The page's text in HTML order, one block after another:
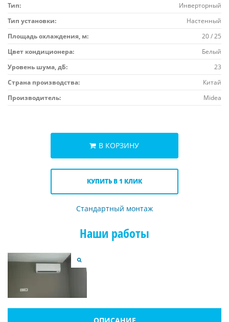
Тип:
Инверторный
Тип установки:
Настенный
Площадь охлаждения, м:
20 / 25
Цвет кондиционера:
Белый
Уровень шума, дБ:
23
Страна производства:
Китай
Производитель:
Midea
В КОРЗИНУ
КУПИТЬ В 1 КЛИК
Стандартный монтаж
Наши работы
ОПИСАНИЕ